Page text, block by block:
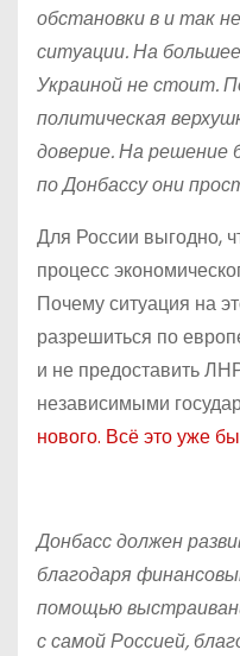
обстановки в и так
ситуации. На
Украиной не стоит.
политическая
доверие. На решение
по Донбассу они
Для России выгодно,
процесс
Почему ситуация на
разрешиться по
и не предоставить
независимыми
нового. Всё это уже
Донбасс должен
благодаря
помощью
с самой Россией,